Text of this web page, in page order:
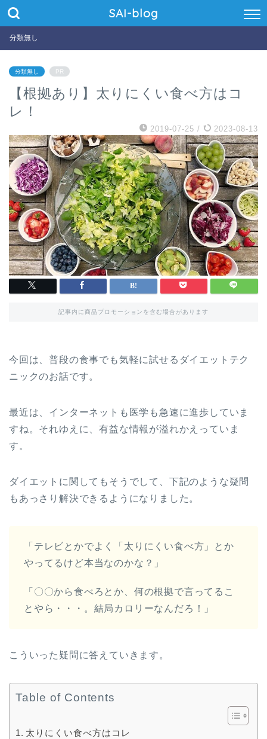
SAI-blog
分類無し
分類無し PR
【根拠あり】太りにくい食べ方はコ
レ！
2019-07-25 / 2023-08-13
記事内に商品プロモーションを含む場合があります
今回は、普段の食事でも気軽に試せるダイエットテク
ニックのお話です。
最近は、インターネットも医学も急速に進歩していま
すね。それゆえに、有益な情報が溢れかえっていま
す。
ダイエットに関してもそうでして、下記のような疑問
もあっさり解決できるようになりました。
「テレビとかでよく「太りにくい食べ方」とか
やってるけど本当なのかな？」
「〇〇から食べろとか、何の根拠で言ってるこ
とやら・・・。結局カロリーなんだろ！」
こういった疑問に答えていきます。
Table of Contents
太りにくい食べ方はコレ